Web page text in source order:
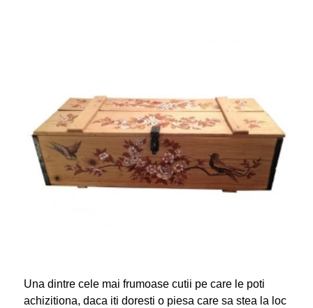
Una dintre cele mai frumoase cutii pe care le poti
achizitiona, daca iti doresti o piesa care sa stea la loc